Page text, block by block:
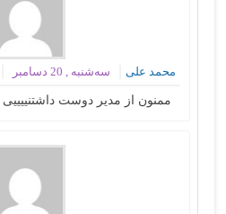
محمد علی سه‌شنبه , 20 دسامبر
ممنون از مدیر دوست داشتنییییی